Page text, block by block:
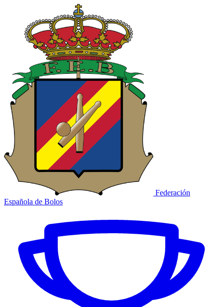
Federación
Española de Bolos